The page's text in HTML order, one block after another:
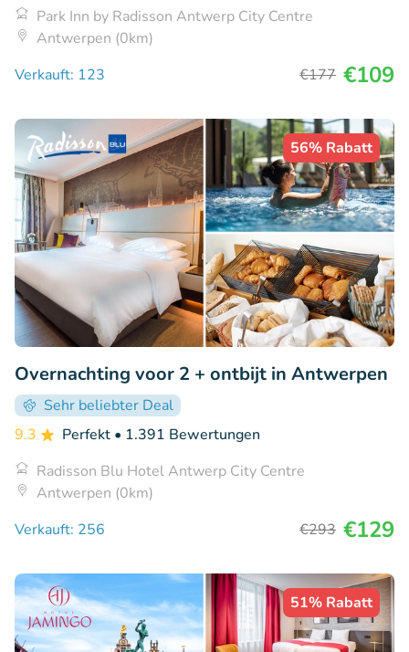
Park Inn by Radisson Antwerp City Centre
Antwerpen (0km)
Verkauft: 123
€177 €109
56% Rabatt
Overnachting voor 2 + ontbijt in Antwerpen
Sehr beliebter Deal
9.3
Perfekt • 1.391 Bewertungen
Radisson Blu Hotel Antwerp City Centre
Antwerpen (0km)
Verkauft: 256
€293 €129
51% Rabatt